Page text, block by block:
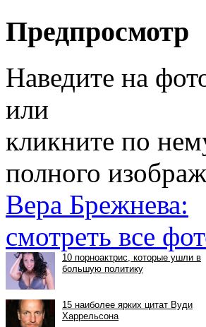
Предпросмотр
Наведите на
или
кликните по
полного
Вера Брежнева:
смотреть все